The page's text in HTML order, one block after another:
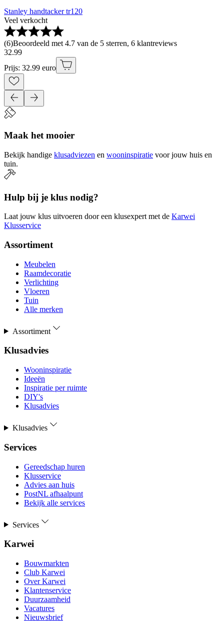
Stanley handtacker tr120
Veel verkocht
(6)Beoordeeld met 4.7 van de 5 sterren, 6 klantreviews
32.99
Prijs: 32.99 euro
Maak het mooier
Bekijk handige klusadviezen en wooninspiratie voor jouw huis en
tuin.
Hulp bij je klus nodig?
Laat jouw klus uitvoeren door een klusexpert met de Karwei
Klusservice
Assortiment
Meubelen
Raamdecoratie
Verlichting
Vloeren
Tuin
Alle merken
Assortiment
Klusadvies
Wooninspiratie
Ideeën
Inspiratie per ruimte
DIY's
Klusadvies
Klusadvies
Services
Gereedschap huren
Klusservice
Advies aan huis
PostNL afhaalpunt
Bekijk alle services
Services
Karwei
Bouwmarkten
Club Karwei
Over Karwei
Klantenservice
Duurzaamheid
Vacatures
Nieuwsbrief